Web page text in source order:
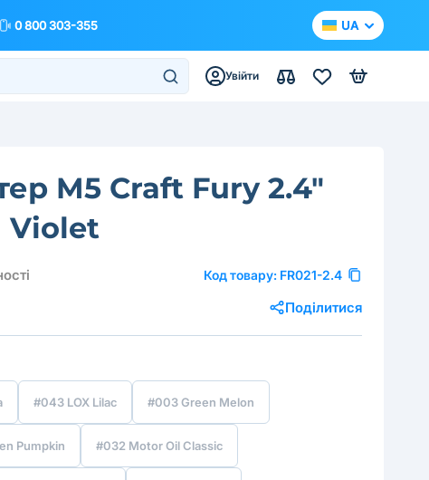
0 800 303-355 UA
Увійти
M5 Craft Fury 2.4"
Violet
Код товару: FR021-2.4
Поділитися
#043 LOX Lilac #003 Green Melon
Pumpkin #032 Motor Oil Classic